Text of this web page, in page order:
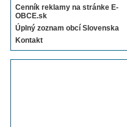
Cenník reklamy na stránke E-
OBCE.sk
Úplný zoznam obcí Slovenska
Kontakt